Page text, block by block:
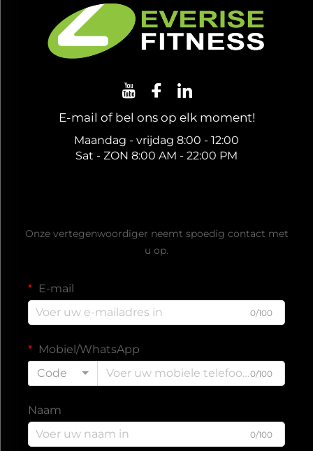
E-mail of bel ons op elk moment!
Maandag - vrijdag 8:00 - 12:00
Sat - ZON 8:00 AM - 22:00 PM
Onze vertegenwoordiger neemt spoedig contact met
u op.
E-mail
0/100
Mobiel/WhatsApp
Code
0/100
Naam
0/100